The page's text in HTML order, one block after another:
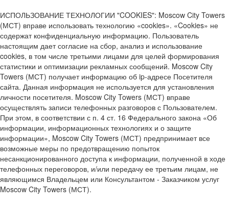
ИСПОЛЬЗОВАНИЕ ТЕХНОЛОГИИ "COOKIES": Moscow City Towers
(МСТ) вправе использовать технологию «cookies». «Cookies» не
содержат конфиденциальную информацию. Пользователь
настоящим дает согласие на сбор, анализ и использование
cookies, в том числе третьими лицами для целей формирования
статистики и оптимизации рекламных сообщений. Moscow City
Towers (МСТ) получает информацию об ip-адресе Посетителя
сайта. Данная информация не используется для установления
личности посетителя. Moscow City Towers (МСТ) вправе
осуществлять записи телефонных разговоров с Пользователем.
При этом, в соответствии с п. 4 ст. 16 Федерального закона «Об
информации, информационных технологиях и о защите
информации», Moscow City Towers (МСТ) предпринимает все
возможные меры по предотвращению попыток
несанкционированного доступа к информации, полученной в ходе
телефонных переговоров, и/или передачу ее третьим лицам, не
являющимся Владельцем или Консультантом - Заказчиком услуг
Moscow City Towers (МСТ).